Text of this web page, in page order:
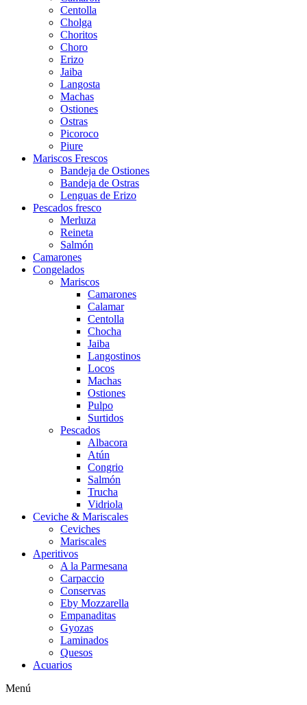
Centolla
Cholga
Choritos
Choro
Erizo
Jaiba
Langosta
Machas
Ostiones
Ostras
Picoroco
Piure
Mariscos Frescos
Bandeja de Ostiones
Bandeja de Ostras
Lenguas de Erizo
Pescados fresco
Merluza
Reineta
Salmón
Camarones
Congelados
Mariscos
Camarones
Calamar
Centolla
Chocha
Jaiba
Langostinos
Locos
Machas
Ostiones
Pulpo
Surtidos
Pescados
Albacora
Atún
Congrio
Salmón
Trucha
Vidriola
Ceviche & Mariscales
Ceviches
Mariscales
Aperitivos
A la Parmesana
Carpaccio
Conservas
Eby Mozzarella
Empanaditas
Gyozas
Laminados
Quesos
Acuarios
Menú